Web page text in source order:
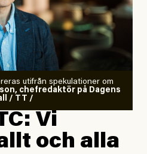
utifrån spekulationer om
chefredaktör på Dagens
/ TT /
Vi
och alla